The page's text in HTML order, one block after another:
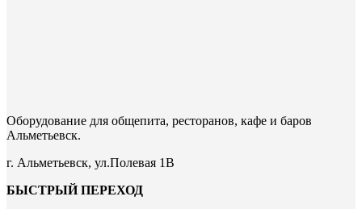
Оборудование для общепита, ресторанов, кафе и баров
Альметьевск.
г. Альметьевск, ул.Полевая 1В
БЫСТРЫЙ ПЕРЕХОД